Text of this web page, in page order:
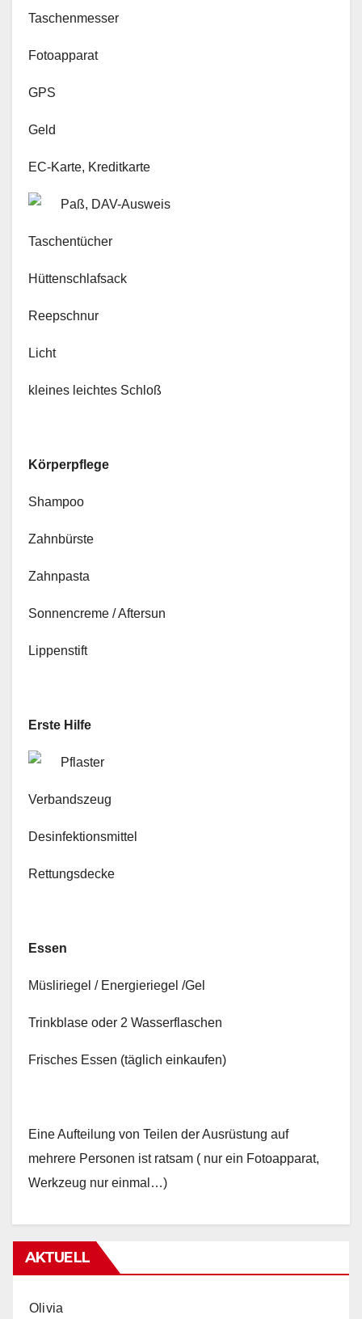
Taschenmesser
Fotoapparat
GPS
Geld
EC-Karte, Kreditkarte
Paß, DAV-Ausweis
Taschentücher
Hüttenschlafsack
Reepschnur
Licht
kleines leichtes Schloß
Körperpflege
Shampoo
Zahnbürste
Zahnpasta
Sonnencreme / Aftersun
Lippenstift
Erste Hilfe
Pflaster
Verbandszeug
Desinfektionsmittel
Rettungsdecke
Essen
Müsliriegel / Energieriegel /Gel
Trinkblase oder 2 Wasserflaschen
Frisches Essen (täglich einkaufen)
Eine Aufteilung von Teilen der Ausrüstung auf
mehrere Personen ist ratsam ( nur ein Fotoapparat,
Werkzeug nur einmal…)
AKTUELL
Olivia